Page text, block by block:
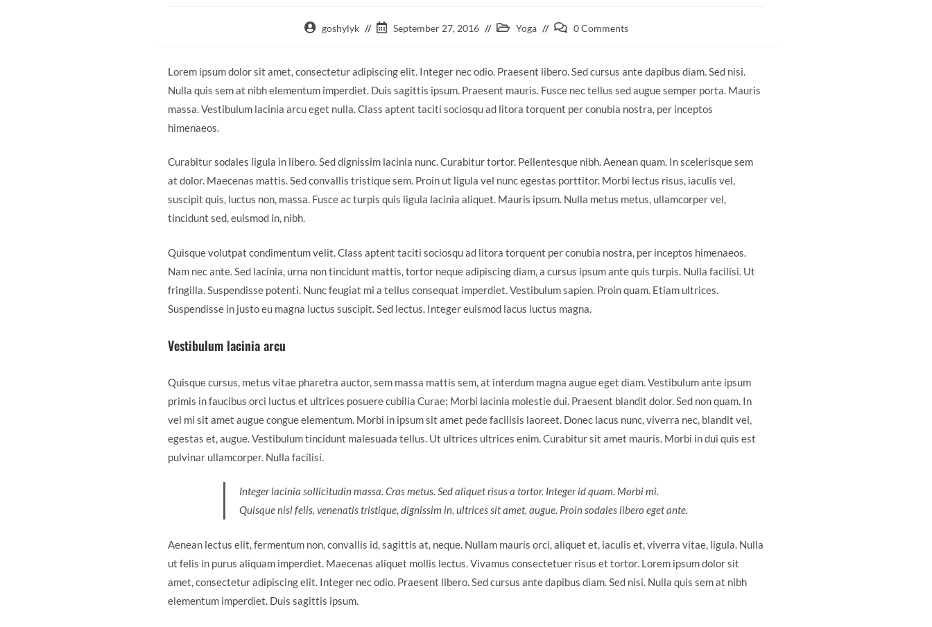
goshylyk September 27, 2016 Yoga 0 Comments
Lorem ipsum dolor sit amet, consectetur adipiscing elit. Integer nec odio. Praesent libero. Sed cursus ante dapibus diam. Sed nisi.
Nulla quis sem at nibh elementum imperdiet. Duis sagittis ipsum. Praesent mauris. Fusce nec tellus sed augue semper porta. Mauris
massa. Vestibulum lacinia arcu eget nulla. Class aptent taciti sociosqu ad litora torquent per conubia nostra, per inceptos
himenaeos.
Curabitur sodales ligula in libero. Sed dignissim lacinia nunc. Curabitur tortor. Pellentesque nibh. Aenean quam. In scelerisque sem
at dolor. Maecenas mattis. Sed convallis tristique sem. Proin ut ligula vel nunc egestas porttitor. Morbi lectus risus, iaculis vel,
suscipit quis, luctus non, massa. Fusce ac turpis quis ligula lacinia aliquet. Mauris ipsum. Nulla metus metus, ullamcorper vel,
tincidunt sed, euismod in, nibh.
Quisque volutpat condimentum velit. Class aptent taciti sociosqu ad litora torquent per conubia nostra, per inceptos himenaeos.
Nam nec ante. Sed lacinia, urna non tincidunt mattis, tortor neque adipiscing diam, a cursus ipsum ante quis turpis. Nulla facilisi. Ut
fringilla. Suspendisse potenti. Nunc feugiat mi a tellus consequat imperdiet. Vestibulum sapien. Proin quam. Etiam ultrices.
Suspendisse in justo eu magna luctus suscipit. Sed lectus. Integer euismod lacus luctus magna.
Vestibulum lacinia arcu
Quisque cursus, metus vitae pharetra auctor, sem massa mattis sem, at interdum magna augue eget diam. Vestibulum ante ipsum
primis in faucibus orci luctus et ultrices posuere cubilia Curae; Morbi lacinia molestie dui. Praesent blandit dolor. Sed non quam. In
vel mi sit amet augue congue elementum. Morbi in ipsum sit amet pede facilisis laoreet. Donec lacus nunc, viverra nec, blandit vel,
egestas et, augue. Vestibulum tincidunt malesuada tellus. Ut ultrices ultrices enim. Curabitur sit amet mauris. Morbi in dui quis est
pulvinar ullamcorper. Nulla facilisi.
Integer lacinia sollicitudin massa. Cras metus. Sed aliquet risus a tortor. Integer id quam. Morbi mi.
Quisque nisl felis, venenatis tristique, dignissim in, ultrices sit amet, augue. Proin sodales libero eget ante.
Aenean lectus elit, fermentum non, convallis id, sagittis at, neque. Nullam mauris orci, aliquet et, iaculis et, viverra vitae, ligula. Nulla
ut felis in purus aliquam imperdiet. Maecenas aliquet mollis lectus. Vivamus consectetuer risus et tortor. Lorem ipsum dolor sit
amet, consectetur adipiscing elit. Integer nec odio. Praesent libero. Sed cursus ante dapibus diam. Sed nisi. Nulla quis sem at nibh
elementum imperdiet. Duis sagittis ipsum.